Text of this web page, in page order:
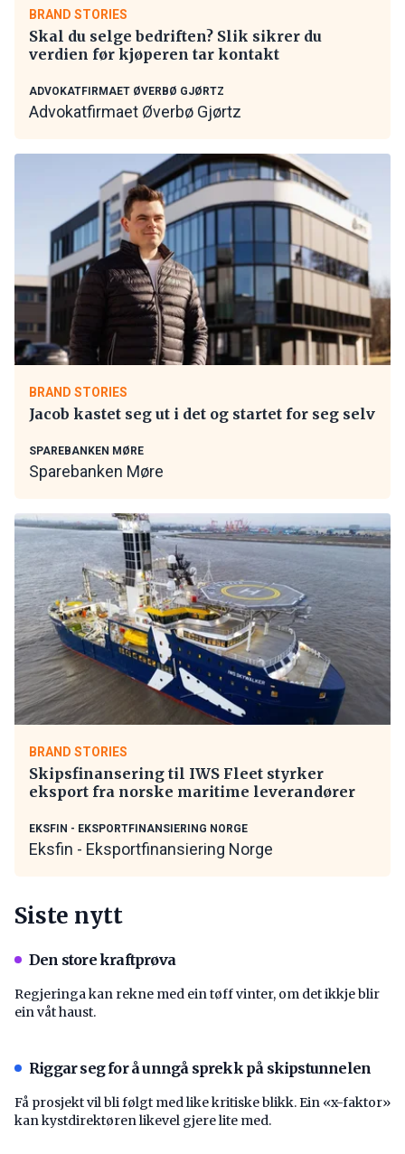
BRAND STORIES
Skal du selge bedriften? Slik sikrer du
verdien før kjøperen tar kontakt
ADVOKATFIRMAET ØVERBØ GJØRTZ
Advokatfirmaet Øverbø Gjørtz
BRAND STORIES
Jacob kastet seg ut i det og startet for seg selv
SPAREBANKEN MØRE
Sparebanken Møre
BRAND STORIES
Skipsfinansering til IWS Fleet styrker
eksport fra norske maritime leverandører
EKSFIN - EKSPORTFINANSIERING NORGE
Eksfin - Eksportfinansiering Norge
Siste nytt
Den store kraftprøva
Regjeringa kan rekne med ein tøff vinter, om det ikkje blir
ein våt haust.
Riggar seg for å unngå sprekk på skipstunnelen
Få prosjekt vil bli følgt med like kritiske blikk. Ein «x-faktor»
kan kystdirektøren likevel gjere lite med.